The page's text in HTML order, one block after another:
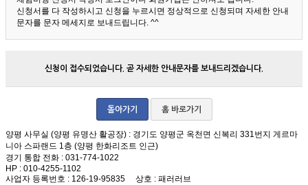
신청서를 다 작성하시고 신청을 누르시면 정상적으로 신청되며 자세한 안내
문자를 문자 메세지로 보내드립니다. ^^
신청이 접수되었습니다. 곧 자세한 안내문자를 보내드리겠습니다.
돌아가기 홈 바로가기
양평 사무실 (양평 유명산 활공장) : 경기도 양평군 옥천면 신복리 331번지 게르마
니아 스파랜드 1층 (양평 한화리조트 인근)
경기 통합 전화 : 031-774-1022
HP : 010-4255-1102
사업자 등록번호 : 126-19-95835 상호 : 패러러브